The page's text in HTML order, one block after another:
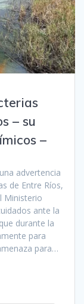
– su
–
advertencia
de Entre Ríos,
Ministerio
ante la
durante la
para
para…